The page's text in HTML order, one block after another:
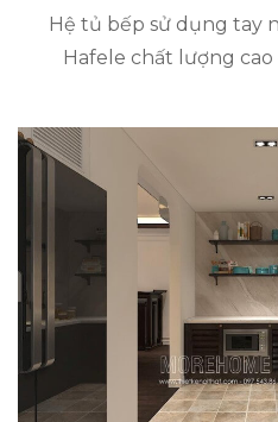
Hệ tủ bếp sử dụng tay
Hafele chất lượng